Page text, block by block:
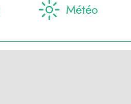
Météo